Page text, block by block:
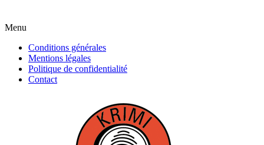
Menu
Conditions générales
Mentions légales
Politique de confidentialité
Contact